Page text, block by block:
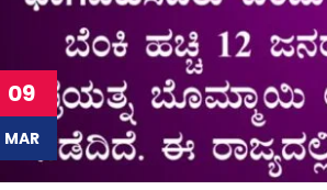
09
MAR